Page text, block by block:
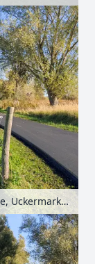
Rinder auf einer Weide am Unteruckersee, Uckermark, Brandenburg, Deutschland